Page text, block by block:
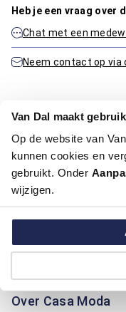
Van Dal maakt
Op de website van
kunnen cookies en
gebruikt. Onder
wijzigen.
Heb je een vraag over
Chat met een
Neem contact op via
Productinformatie
Artikelnummer
Kleur:
Materiaal:
Motief:
Maatinformatie
Over Casa Moda